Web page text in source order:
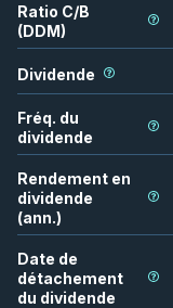
Ratio C/B
(DDM)
Dividende
Fréq. du
dividende
Rendement en
dividende
(ann.)
Date de
détachement
du dividende